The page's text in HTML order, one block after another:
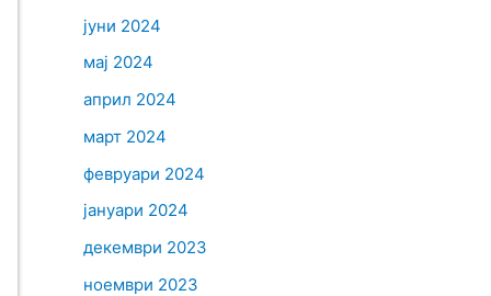
јуни 2024
мај 2024
април 2024
март 2024
февруари 2024
јануари 2024
декември 2023
ноември 2023